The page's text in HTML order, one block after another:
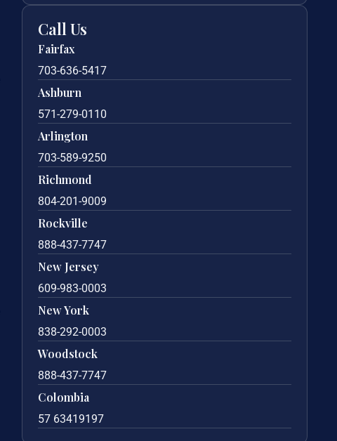
Call Us
Fairfax
703-636-5417
Ashburn
571-279-0110
Arlington
703-589-9250
Richmond
804-201-9009
Rockville
888-437-7747
New Jersey
609-983-0003
New York
838-292-0003
Woodstock
888-437-7747
Colombia
57 63419197